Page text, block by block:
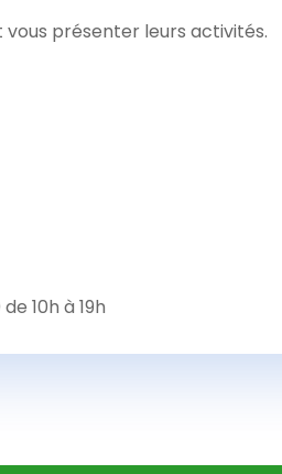
présenter leurs activités.
10h à 19h